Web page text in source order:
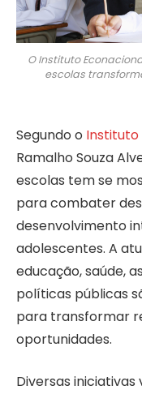
O Instituto
escolas
Segundo o Instituto
Ramalho Souza
escolas tem se
para combater
desenvolvimento
adolescentes. A
educação, saúde,
políticas públicas
para transformar
oportunidades.
Diversas